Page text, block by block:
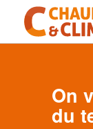
On
du